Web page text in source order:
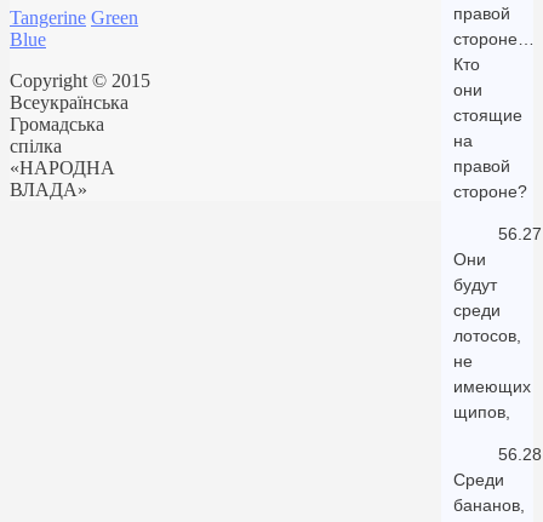
правой
стороне…
Кто
они
стоящие
на
правой
стороне?
56.27
Они
будут
среди
лотосов,
не
имеющих
щипов,
56.28
Среди
бананов,
Tangerine Green
Blue
Copyright © 2015
Всеукраїнська
Громадська
спілка
«НАРОДНА
ВЛАДА»